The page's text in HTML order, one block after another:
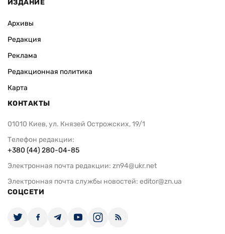
ИЗДАНИЕ
Архивы
Редакция
Реклама
Редакционная политика
Карта
КОНТАКТЫ
01010 Киев, ул. Князей Острожских, 19/1
Телефон редакции:
+380 (44) 280-04-85
Электронная почта редакции: zn94@ukr.net
Электронная почта службы новостей: editor@zn.ua
СОЦСЕТИ